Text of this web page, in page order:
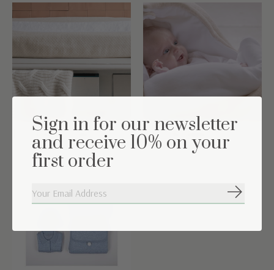
Prendre Soin En Chemin
Sign in for our newsletter
and receive 10% on your
first order
S'abonner